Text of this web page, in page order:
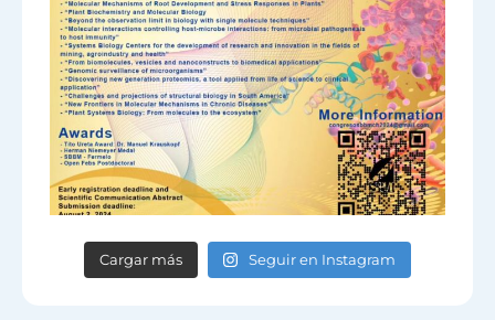
Cargar más Seguir en Instagram